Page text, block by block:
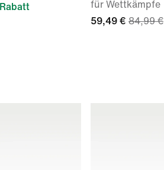
für Wettkämpfe
59,49 € 84,99 €